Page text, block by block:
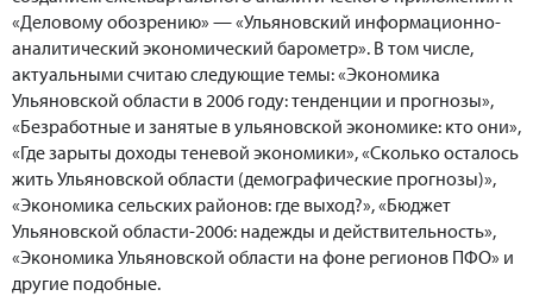
«Деловому обозрению» — «Ульяновский информационно-
аналитический экономический барометр». В том числе,
актуальными считаю следующие темы: «Экономика
Ульяновской области в 2006 году: тенденции и прогнозы»,
«Безработные и занятые в ульяновской экономике: кто они»,
«Где зарыты доходы теневой экономики», «Сколько осталось
жить Ульяновской области (демографические прогнозы)»,
«Экономика сельских районов: где выход?», «Бюджет
Ульяновской области-2006: надежды и действительность»,
«Экономика Ульяновской области на фоне регионов ПФО» и
другие подобные.